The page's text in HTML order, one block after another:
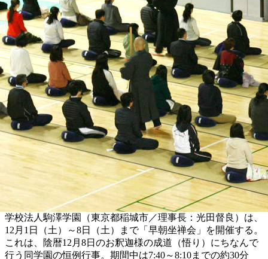
学校法人駒澤学園（東京都稲城市／理事長：光田督良）は、
12月1日（土）～8日（土）まで「早朝坐禅会」を開催する。
これは、陰暦12月8日のお釈迦様の成道（悟り）にちなんで
行う同学園の恒例行事。期間中は7:40～8:10までの約30分